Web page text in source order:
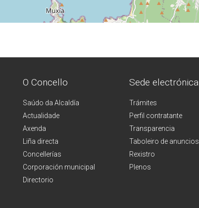
O Concello
Saúdo da Alcaldía
Actualidade
Axenda
Liña directa
Concellerías
Corporación municipal
Directorio
Sede electrónica
Trámites
Perfil contratante
Transparencia
Taboleiro de anuncios
Rexistro
Plenos